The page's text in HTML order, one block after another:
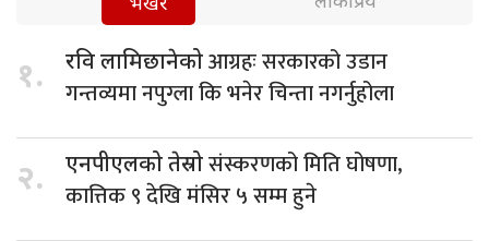
१. रवि लामिछानेकोआग्रहः सरकारको उडान
गन्तव्यमा नपुग्ला कि भनेर चिन्ता नगर्नुहोला
२. एनपीएलको तेस्रोसंस्करणको मिति घोषणा,
कात्तिक ९ देखि मंसिर ५ सम्म हुने